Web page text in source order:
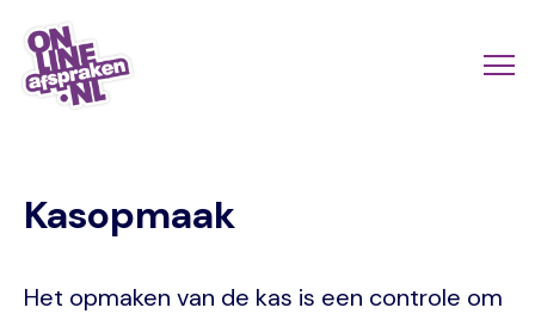
Naar
hoofdinhoud
Kasopmaak
Het opmaken van de kas is een controle om